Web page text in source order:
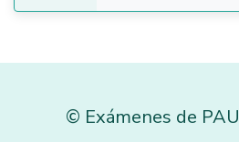
© Exámenes de PAU